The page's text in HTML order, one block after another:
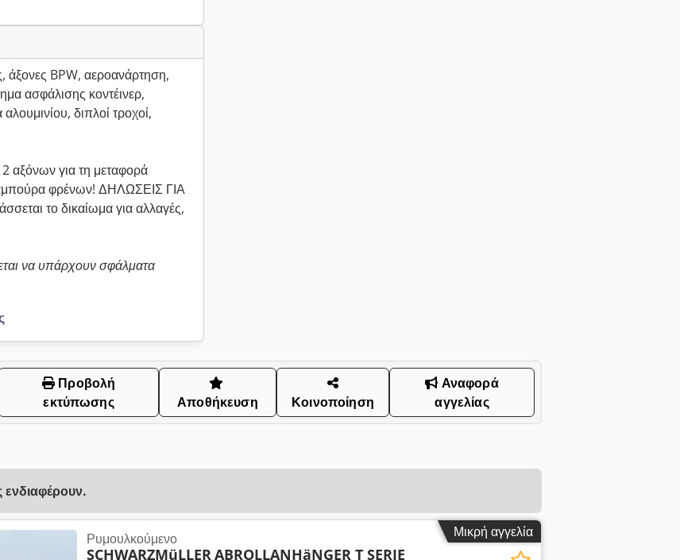
BPW, αεροανάρτηση,
ασφάλισης κοντέινερ,
διπλοί τροχοί,
αξόνων για τη μεταφορά
φρένων! ΔΗΛΩΣΕΙΣ ΓΙΑ
το δικαίωμα για αλλαγές,
να υπάρχουν σφάλματα
Προβολή
εκτύπωσης
Αποθήκευση Κοινοποίηση
Αναφορά
αγγελίας
ενδιαφέρουν.
Μικρή αγγελία
Ρυμουλκούμενο
SCHWARZMüLLERABROLLANHäNGER T SERIE